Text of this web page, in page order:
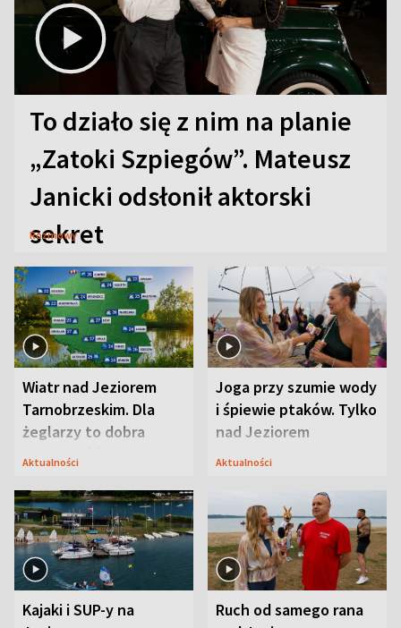
To działo się z nim na planie
„Zatoki Szpiegów”. Mateusz
Janicki odsłonił aktorski
sekret
Rozmowy
Wiatr nad Jeziorem
Tarnobrzeskim. Dla
żeglarzy to dobra
wiadomość
Aktualności
Joga przy szumie wody
i śpiewie ptaków. Tylko
nad Jeziorem
Tarnobrzeskim
Aktualności
Kajaki i SUP-y na
Ruch od samego rana